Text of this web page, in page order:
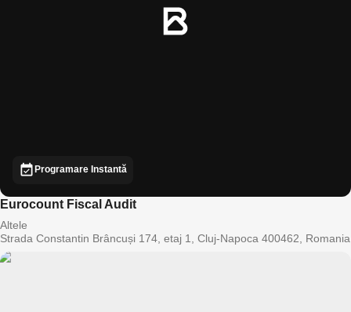
Programare Instantă
Eurocount Fiscal Audit
Altele
Strada Constantin Brâncuși 174, etaj 1, Cluj-Napoca 400462, Romania